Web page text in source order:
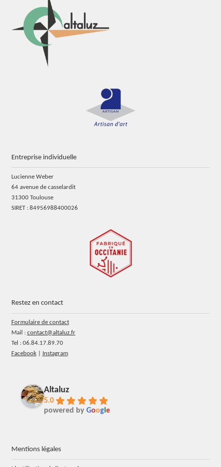
Entreprise individuelle
Lucienne Weber
64 avenue de casselardit
31300 Toulouse
SIRET : 84956988400026
Restez en contact
Formulaire de contact
Mail : contact@altaluz.fr
Tel : 06.84.17.89.70
Facebook| Instagram
Altaluz
5.0
powered by Google
Mentions légales